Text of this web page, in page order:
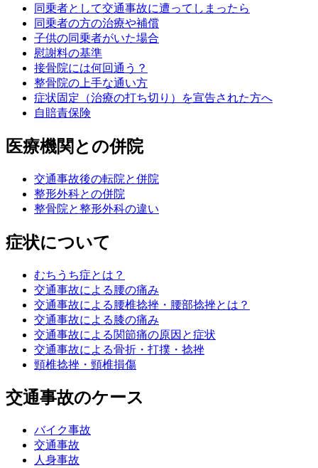
同乗者として交通事故に遭ってしまったら
同乗者の方の治療や補償
子供の同乗者がいた場合
慰謝料の基準
接骨院には何回通う？
整骨院の上手な通い方
症状固定（治療の打ち切り）を宣告された方へ
自賠責保険
医療機関との併院
交通事故後の転院と併院
整形外科との併院
整骨院と整形外科の違い
症状について
むちうち症とは？
交通事故による腰の痛み
交通事故による腰椎捻挫・腰部捻挫とは？
交通事故による膝の痛み
交通事故による関節痛の原因と症状
交通事故による骨折・打撲・捻挫
頸椎捻挫・頸椎損傷
交通事故のケース
バイク事故
交通事故
人身事故